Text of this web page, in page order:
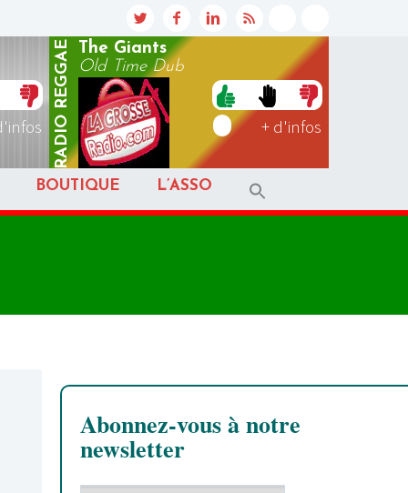
RADIO
REGGAE
The Giants
Old Time Dub
+ d'infos
BOUTIQUE L’ASSO
Abonnez-vous à notre
newsletter